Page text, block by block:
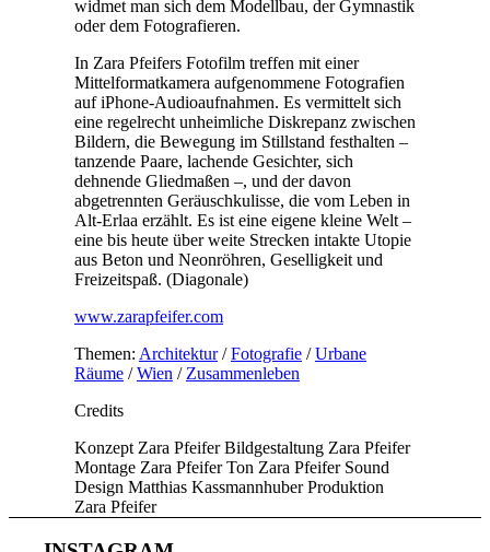
widmet man sich dem Modellbau, der Gymnastik
oder dem Fotografieren.
In Zara Pfeifers Fotofilm treffen mit einer
Mittelformatkamera aufgenommene Fotografien
auf iPhone-Audioaufnahmen. Es vermittelt sich
eine regelrecht unheimliche Diskrepanz zwischen
Bildern, die Bewegung im Stillstand festhalten –
tanzende Paare, lachende Gesichter, sich
dehnende Gliedmaßen –, und der davon
abgetrennten Geräuschkulisse, die vom Leben in
Alt-Erlaa erzählt. Es ist eine eigene kleine Welt –
eine bis heute über weite Strecken intakte Utopie
aus Beton und Neonröhren, Geselligkeit und
Freizeitspaß. (Diagonale)
www.zarapfeifer.com
Themen: Architektur/Fotografie/Urbane
Räume/Wien / Zusammenleben
Credits
Konzept Zara Pfeifer Bildgestaltung Zara Pfeifer
Montage Zara Pfeifer Ton Zara Pfeifer Sound
Design Matthias Kassmannhuber Produktion
Zara Pfeifer